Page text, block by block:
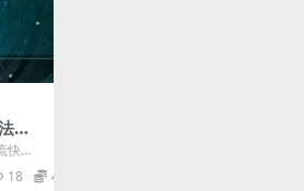
，
锁
日
快手
丝。
18 49